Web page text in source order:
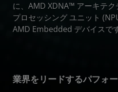
に、AMD XDNA™ アーキテ
プロセッシング ユニット
AMD Embedded デバイスです
業界をリードするパフォ